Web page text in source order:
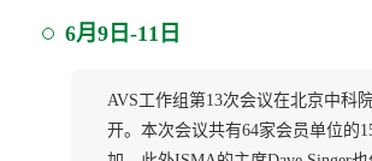
6月9日-11日
AVS工作组第13次会议在北京中科
开。本次会议共有64家会员单位的